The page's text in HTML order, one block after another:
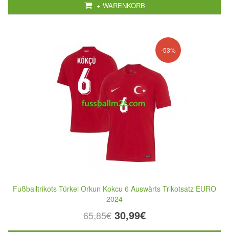
+ WARENKORB
-53%
Fußballtrikots Türkei Orkun Kokcu 6 Auswärts Trikotsatz EURO
2024
65,85€ 30,99€